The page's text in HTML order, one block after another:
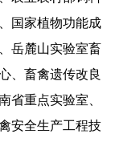
国家植物功能成
岳麓山实验室畜
、畜禽遗传改良
省重点实验室、
安全生产工程技